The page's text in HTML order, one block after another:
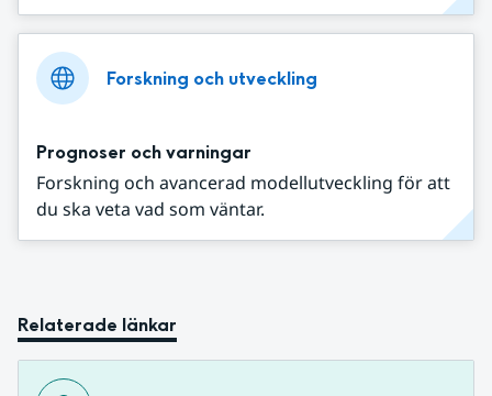
Forskning och utveckling
Prognoser och varningar
Forskning och avancerad modellutveckling för att
du ska veta vad som väntar.
Relaterade länkar